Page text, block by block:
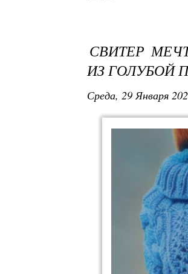
СВИТЕР
ИЗ ГОЛУБОЙ
Среда, 29 Января